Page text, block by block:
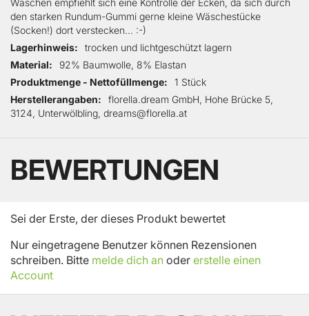
den starken Rundum-Gummi gerne kleine Wäschestücke
(Socken!) dort verstecken... :-)
Lagerhinweis
trocken und lichtgeschützt lagern
Material
92% Baumwolle, 8% Elastan
Produktmenge - Nettofüllmenge
1 Stück
Herstellerangaben
florella.dream GmbH, Hohe Brücke 5,
3124, Unterwölbling, dreams@florella.at
BEWERTUNGEN
Sei der Erste, der dieses Produkt bewertet
Nur eingetragene Benutzer können Rezensionen
schreiben. Bitte melde dich an oder erstelle einen
Account